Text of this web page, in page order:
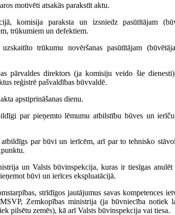
motivēti atsakās parakstīt aktu.
komisija paraksta un izsniedz pasūtītājam
trūkumiem un defektiem.
trūkumu novēršanas pasūtītājam
pārvaldes direktors (ja komisiju veido šie
reģistrē pašvaldības būvvaldē.
apstiprināšanas dienu.
par pieņemto lēmumu atbilstību būves un
par būvi un ierīcēm, arī par to tehnisko
un Valsts būvinspekcija, kuras ir tiesīgas
būvi un ierīces ekspluatācijā.
strīdīgos jautājumus savas kompetences
Zemkopības ministrija (ja būvniecība notiek
pilsētu zemēs), kā arī Valsts būvinspekcija vai tiesa.